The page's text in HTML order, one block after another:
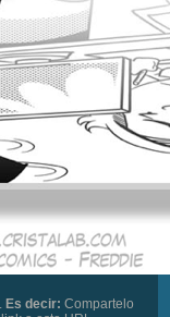
Es decir: Compartelo